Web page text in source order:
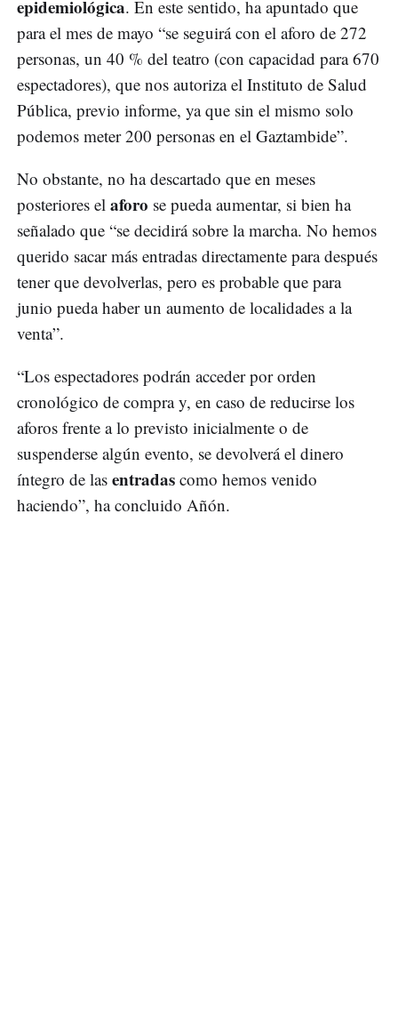
epidemiológica. En este sentido, ha apuntado que
para el mes de mayo “se seguirá con el aforo de 272
personas, un 40 % del teatro (con capacidad para 670
espectadores), que nos autoriza el Instituto de Salud
Pública, previo informe, ya que sin el mismo solo
podemos meter 200 personas en el Gaztambide”.
No obstante, no ha descartado que en meses
posteriores el aforo se pueda aumentar, si bien ha
señalado que “se decidirá sobre la marcha. No hemos
querido sacar más entradas directamente para después
tener que devolverlas, pero es probable que para
junio pueda haber un aumento de localidades a la
venta”.
“Los espectadores podrán acceder por orden
cronológico de compra y, en caso de reducirse los
aforos frente a lo previsto inicialmente o de
suspenderse algún evento, se devolverá el dinero
íntegro de las entradas como hemos venido
haciendo”, ha concluido Añón.